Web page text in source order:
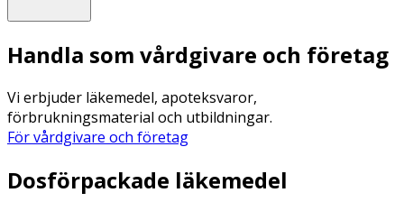
Handla som vårdgivare och företag
Vi erbjuder läkemedel, apoteksvaror,
förbrukningsmaterial och utbildningar.
För vårdgivare och företag
Dosförpackade läkemedel